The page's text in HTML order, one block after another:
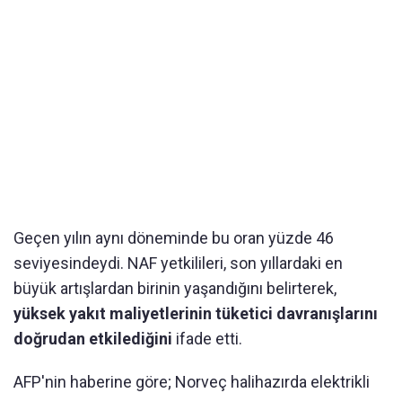
Geçen yılın aynı döneminde bu oran yüzde 46
seviyesindeydi. NAF yetkilileri, son yıllardaki en
büyük artışlardan birinin yaşandığını belirterek,
yüksek yakıt maliyetlerinin tüketici davranışlarını
doğrudan etkilediğini ifade etti.
AFP'nin haberine göre; Norveç halihazırda elektrikli